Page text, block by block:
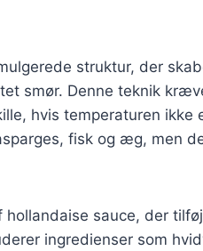
struktur, der
smør. Denne teknik
hvis temperaturen ikke
fisk og æg, men
sauce, der
ingredienser som